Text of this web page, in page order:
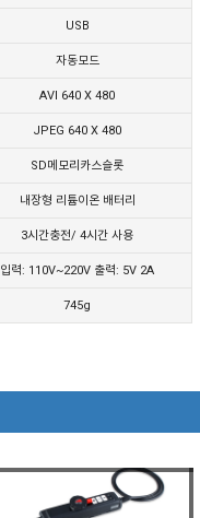
745g
USB
자동모드
AVI 640 X 480
JPEG 640 X 480
SD메모리카스슬롯
내장형 리튬이온 배터리
3시간충전/ 4시간 사용
입력: 110V~220V 출력: 5V 2A